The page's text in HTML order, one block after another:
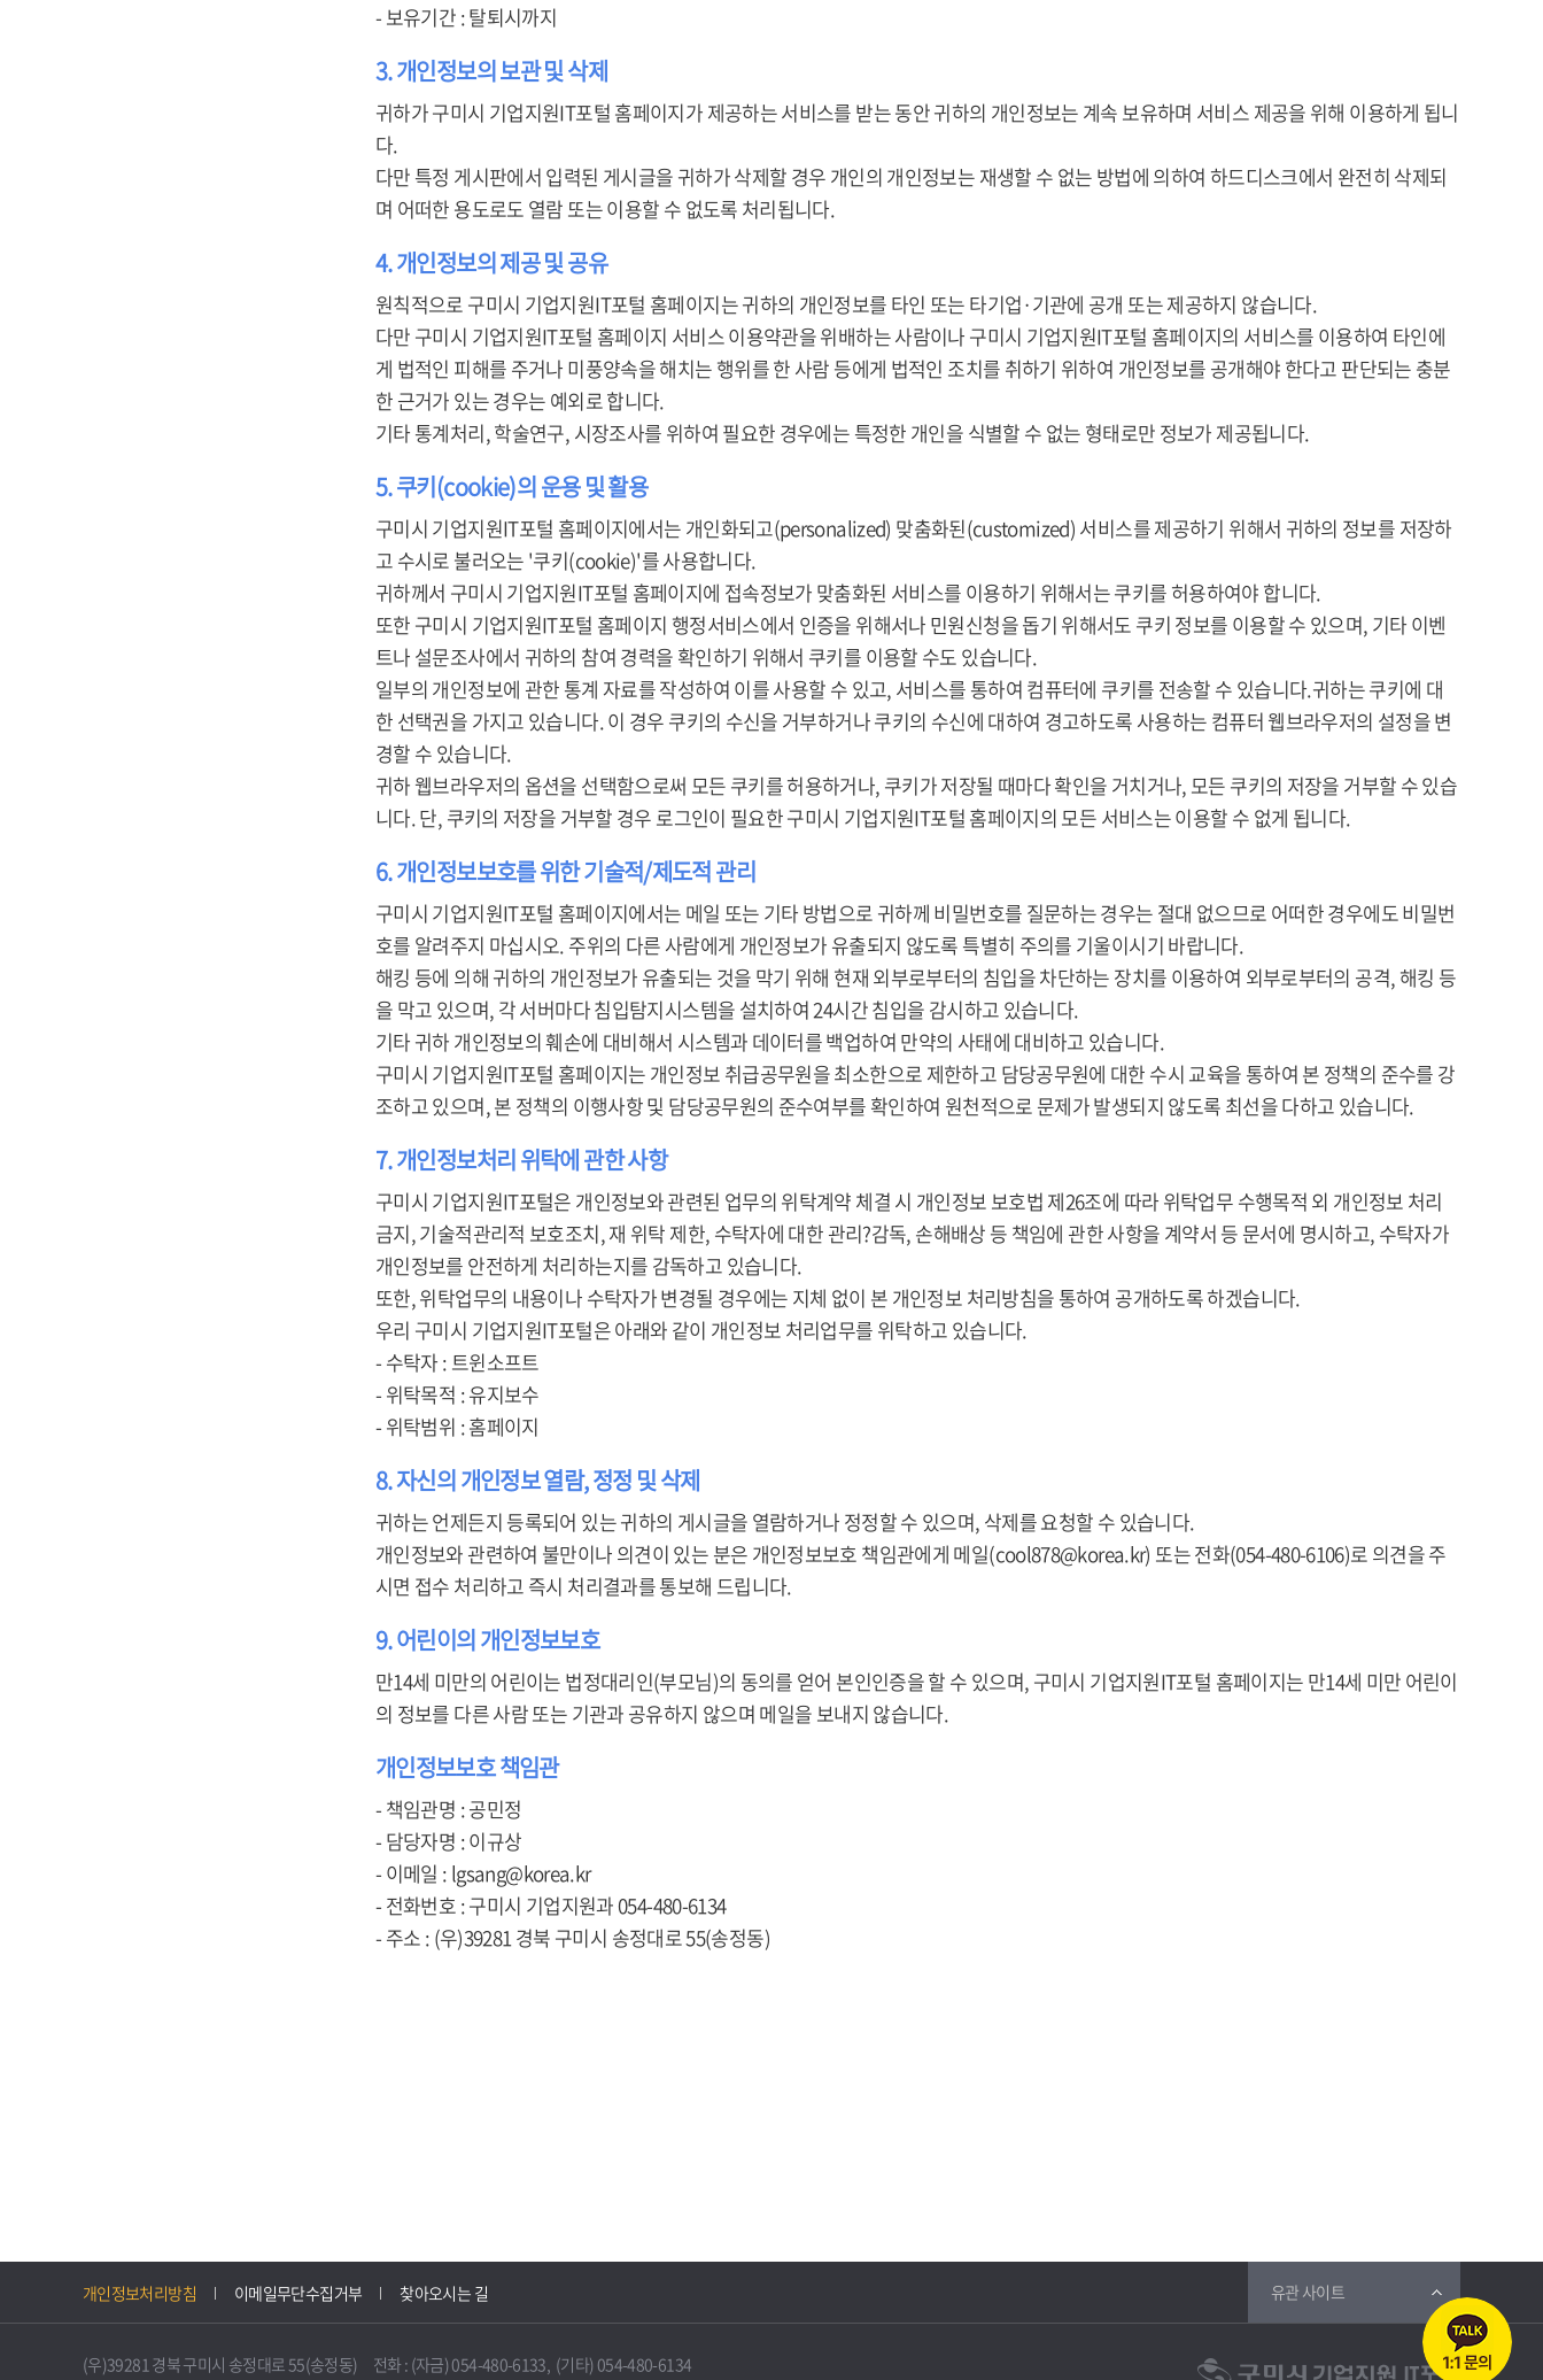
- 보유기간 : 탈퇴시까지
3. 개인정보의 보관 및 삭제
귀하가 구미시 기업지원IT포털 홈페이지가 제공하는 서비스를 받는 동안 귀하의 개인정보는 계속 보유하며 서비스 제공을 위해 이용하게 됩니
다.
다만 특정 게시판에서 입력된 게시글을 귀하가 삭제할 경우 개인의 개인정보는 재생할 수 없는 방법에 의하여 하드디스크에서 완전히 삭제되
며 어떠한 용도로도 열람 또는 이용할 수 없도록 처리됩니다.
4. 개인정보의 제공 및 공유
원칙적으로 구미시 기업지원IT포털 홈페이지는 귀하의 개인정보를 타인 또는 타기업·기관에 공개 또는 제공하지 않습니다.
다만 구미시 기업지원IT포털 홈페이지 서비스 이용약관을 위배하는 사람이나 구미시 기업지원IT포털 홈페이지의 서비스를 이용하여 타인에
게 법적인 피해를 주거나 미풍양속을 해치는 행위를 한 사람 등에게 법적인 조치를 취하기 위하여 개인정보를 공개해야 한다고 판단되는 충분
한 근거가 있는 경우는 예외로 합니다.
기타 통계처리, 학술연구, 시장조사를 위하여 필요한 경우에는 특정한 개인을 식별할 수 없는 형태로만 정보가 제공됩니다.
5. 쿠키(cookie)의 운용 및 활용
구미시 기업지원IT포털 홈페이지에서는 개인화되고(personalized) 맞춤화된(customized) 서비스를 제공하기 위해서 귀하의 정보를 저장하
고 수시로 불러오는 '쿠키(cookie)'를 사용합니다.
귀하께서 구미시 기업지원IT포털 홈페이지에 접속정보가 맞춤화된 서비스를 이용하기 위해서는 쿠키를 허용하여야 합니다.
또한 구미시 기업지원IT포털 홈페이지 행정서비스에서 인증을 위해서나 민원신청을 돕기 위해서도 쿠키 정보를 이용할 수 있으며, 기타 이벤
트나 설문조사에서 귀하의 참여 경력을 확인하기 위해서 쿠키를 이용할 수도 있습니다.
일부의 개인정보에 관한 통계 자료를 작성하여 이를 사용할 수 있고, 서비스를 통하여 컴퓨터에 쿠키를 전송할 수 있습니다.귀하는 쿠키에 대
한 선택권을 가지고 있습니다. 이 경우 쿠키의 수신을 거부하거나 쿠키의 수신에 대하여 경고하도록 사용하는 컴퓨터 웹브라우저의 설정을 변
경할 수 있습니다.
귀하 웹브라우저의 옵션을 선택함으로써 모든 쿠키를 허용하거나, 쿠키가 저장될 때마다 확인을 거치거나, 모든 쿠키의 저장을 거부할 수 있습
니다. 단, 쿠키의 저장을 거부할 경우 로그인이 필요한 구미시 기업지원IT포털 홈페이지의 모든 서비스는 이용할 수 없게 됩니다.
6. 개인정보보호를 위한 기술적/제도적 관리
구미시 기업지원IT포털 홈페이지에서는 메일 또는 기타 방법으로 귀하께 비밀번호를 질문하는 경우는 절대 없으므로 어떠한 경우에도 비밀번
호를 알려주지 마십시오. 주위의 다른 사람에게 개인정보가 유출되지 않도록 특별히 주의를 기울이시기 바랍니다.
해킹 등에 의해 귀하의 개인정보가 유출되는 것을 막기 위해 현재 외부로부터의 침입을 차단하는 장치를 이용하여 외부로부터의 공격, 해킹 등
을 막고 있으며, 각 서버마다 침입탐지시스템을 설치하여 24시간 침입을 감시하고 있습니다.
기타 귀하 개인정보의 훼손에 대비해서 시스템과 데이터를 백업하여 만약의 사태에 대비하고 있습니다.
구미시 기업지원IT포털 홈페이지는 개인정보 취급공무원을 최소한으로 제한하고 담당공무원에 대한 수시 교육을 통하여 본 정책의 준수를 강
조하고 있으며, 본 정책의 이행사항 및 담당공무원의 준수여부를 확인하여 원천적으로 문제가 발생되지 않도록 최선을 다하고 있습니다.
7. 개인정보처리 위탁에 관한 사항
구미시 기업지원IT포털은 개인정보와 관련된 업무의 위탁계약 체결 시 개인정보 보호법 제26조에 따라 위탁업무 수행목적 외 개인정보 처리
금지, 기술적관리적 보호조치, 재 위탁 제한, 수탁자에 대한 관리?감독, 손해배상 등 책임에 관한 사항을 계약서 등 문서에 명시하고, 수탁자가
개인정보를 안전하게 처리하는지를 감독하고 있습니다.
또한, 위탁업무의 내용이나 수탁자가 변경될 경우에는 지체 없이 본 개인정보 처리방침을 통하여 공개하도록 하겠습니다.
우리 구미시 기업지원IT포털은 아래와 같이 개인정보 처리업무를 위탁하고 있습니다.
- 수탁자 : 트윈소프트
- 위탁목적 : 유지보수
- 위탁범위 : 홈페이지
8. 자신의 개인정보 열람, 정정 및 삭제
귀하는 언제든지 등록되어 있는 귀하의 게시글을 열람하거나 정정할 수 있으며, 삭제를 요청할 수 있습니다.
개인정보와 관련하여 불만이나 의견이 있는 분은 개인정보보호 책임관에게 메일(cool878@korea.kr) 또는 전화(054-480-6106)로 의견을 주
시면 접수 처리하고 즉시 처리결과를 통보해 드립니다.
9. 어린이의 개인정보보호
만14세 미만의 어린이는 법정대리인(부모님)의 동의를 얻어 본인인증을 할 수 있으며, 구미시 기업지원IT포털 홈페이지는 만14세 미만 어린이
의 정보를 다른 사람 또는 기관과 공유하지 않으며 메일을 보내지 않습니다.
개인정보보호 책임관
- 책임관명 : 공민정
- 담당자명 : 이규상
- 이메일 : lgsang@korea.kr
- 전화번호 : 구미시 기업지원과 054-480-6134
- 주소 : (우)39281 경북 구미시 송정대로 55(송정동)
개인정보처리방침 이메일무단수집거부 찾아오시는 길 유관 사이트
(우)39281 경북 구미시 송정대로 55(송정동) 전화 : (자금) 054-480-6133, (기타) 054-480-6134